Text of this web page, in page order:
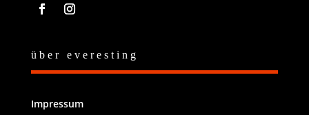
über everesting
Impressum